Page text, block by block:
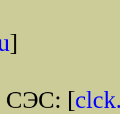
]
СЭС: [